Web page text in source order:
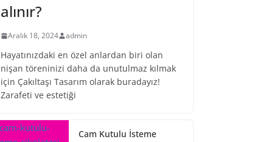
alınır?
Aralık 18, 2024 admin
Hayatınızdaki en özel anlardan biri olan
nişan töreninizi daha da unutulmaz kılmak
için Çakıltaşı Tasarım olarak buradayız!
Zarafeti ve estetiği
Cam Kutulu İsteme